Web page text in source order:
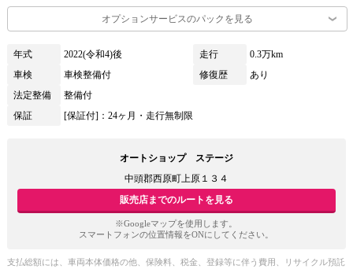
オプションサービスのパックを見る
年式 2022(令和4)後 走行
0.3万km
車検
車検整備付 修復歴
あり
法定整備
整備付
保証
[保証付]：24ヶ月・走行無制限
オートショップ ステージ
中頭郡西原町上原１３４
販売店までのルートを見る
※Googleマップを使用します。
スマートフォンの位置情報をONにしてください。
支払総額には、車両本体価格の他、保険料、税金、登録等に伴う費用、リサイクル預託